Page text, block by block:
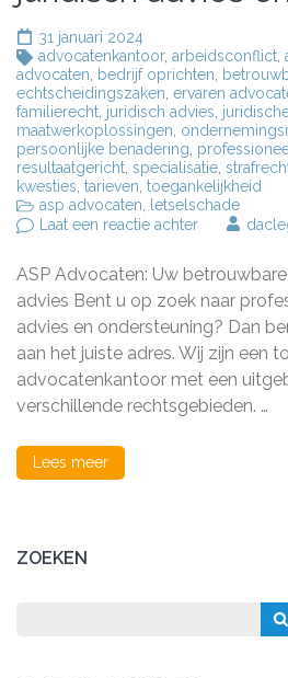
31 januari 2024
advocatenkantoor, arbeidsconflict,
advocaten, bedrijf oprichten,
echtscheidingszaken, ervaren
familierecht, juridisch advies,
maatwerkoplossingen,
persoonlijke benadering,
resultaatgericht, specialisatie,
kwesties, tarieven, toegankelijkheid
asp advocaten, letselschade
Laat een reactie achterop
Uw
betrouwbare
partner
voor
juridisch
advies
en
bijstand
ASP Advocaten: Uw
advies Bent u op zoek naar
advies en ondersteuning? Dan
aan het juiste adres. Wij zijn een
advocatenkantoor met een
verschillende rechtsgebieden. …
Lees meer
ZOEKEN